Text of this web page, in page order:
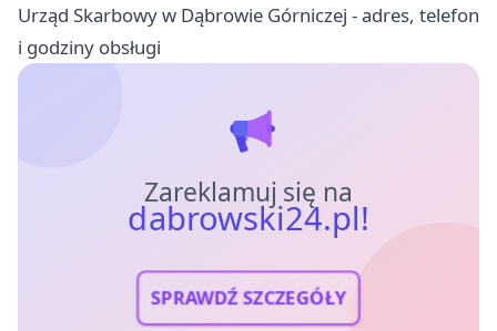
Urząd Skarbowy w Dąbrowie Górniczej - adres, telefon
i godziny obsługi
Zareklamuj się na
dabrowski24.pl!
SPRAWDŹ SZCZEGÓŁY